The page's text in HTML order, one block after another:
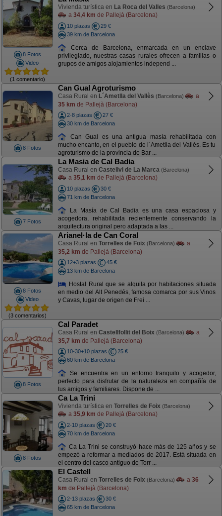
8 Fotos
Video
(1 comentario)
Vivienda turística en La Roca del Valles (Barcelona)
a 34,4 km de Pallejà (Barcelona)
10 plazas
29 €
39 km de Barcelona
Cerca de Barcelona, enmarcada en un enclave
privilegiado, nuestras casas rurales ofrecen a familias o
grupos de amigos alojamientos independ ...
8 Fotos
Can Gual Agroturismo
Casa Rural en L´Ametlla del Vallès (Barcelona)
a
35 km de Pallejà (Barcelona)
2-8 plazas
27 €
30 km de Barcelona
Can Gual es una antigua masía rehabilitada con
mucho encanto, en el pueblo de l´Ametlla del Vallés. Es tu
agroturismo de la provincia de Bar ...
7 Fotos
La Masia de Cal Badia
Casa Rural en Castellvi de La Marca (Barcelona)
a 35,1 km de Pallejà (Barcelona)
10 plazas
30 €
71 km de Barcelona
La Masía de Cal Badia es una casa espaciosa y
acogedora, rehabilitada recientemente conservando la
arquitectura original pero adaptada a las ...
8 Fotos
Video
(3 comentarios)
Arianel·la de Can Coral
Casa Rural en Torrelles de Foix (Barcelona)
a
35,2 km de Pallejà (Barcelona)
12+3 plazas
45 €
13 km de Barcelona
Hostal Rural que se alquila por habitaciones situada
en medio del Alt Penedés, famosa comarca por sus Vinos
y Cavas, lugar de origen de Frei ...
8 Fotos
Cal Paradet
Casa Rural en Castellfollit del Boix (Barcelona)
a
35,7 km de Pallejà (Barcelona)
10-30+10 plazas
25 €
60 km de Barcelona
Se encuentra en un entorno tranquilo y acogedor,
perfecto para disfrutar de la naturaleza en compañía de
tus amigos y familiares. Dispone de ...
8 Fotos
Ca La Trini
Vivienda turística en Torrelles de Foix (Barcelona)
a 35,9 km de Pallejà (Barcelona)
2-10 plazas
20 €
70 km de Barcelona
Ca La Trini se construyó hace más de 125 años y se
empezó a reformar a mediados de 2017. Está situada en
el centro del casco antiguo de Torr ...
El Castell
Casa Rural en Torrelles de Foix (Barcelona) a 36
km de Pallejà (Barcelona)
2-13 plazas
30 €
65 km de Barcelona